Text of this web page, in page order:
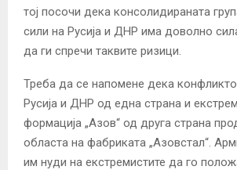
тој посочи дека консолидираната
сили на Русија и ДНР има доволно
да ги спречи таквите ризици.
Треба да се напомене дека
Русија и ДНР од една страна и
формација „Азов“ од друга страна
областа на фабриката „Азовстал“.
им нуди на екстремистите да го